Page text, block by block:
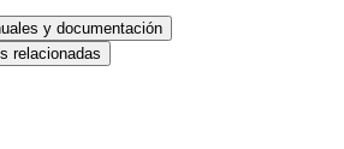
y documentación
relacionadas